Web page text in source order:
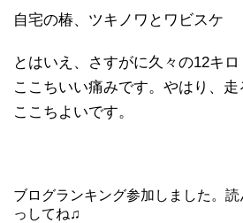
自宅の椿、ツキノワとワビスケ
とはいえ、さすがに久々の12キ
ここちいい痛みです。やはり、走
ここちよいです。
ブログランキング参加しました。
っしてね♫